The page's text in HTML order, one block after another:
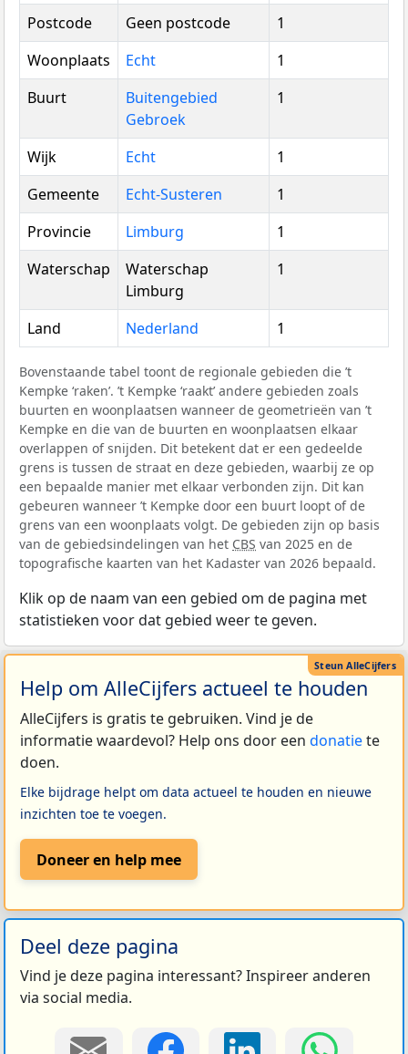
Postcode Geen postcode
1
Woonplaats
Echt
1
Buurt
Buitengebied
Gebroek
1
Wijk Echt
1
Gemeente
Echt-Susteren
1
Provincie
Limburg
1
Waterschap
Waterschap
Limburg
1
Land Nederland 1
Bovenstaande tabel toont de regionale gebieden die ’t
Kempke ‘raken’. ’t Kempke ‘raakt’ andere gebieden zoals
buurten en woonplaatsen wanneer de geometrieën van ’t
Kempke en die van de buurten en woonplaatsen elkaar
overlappen of snijden. Dit betekent dat er een gedeelde
grens is tussen de straat en deze gebieden, waarbij ze op
een bepaalde manier met elkaar verbonden zijn. Dit kan
gebeuren wanneer ’t Kempke door een buurt loopt of de
grens van een woonplaats volgt. De gebieden zijn op basis
van de gebiedsindelingen van het CBS van 2025 en de
topografische kaarten van het Kadaster van 2026 bepaald.
Klik op de naam van een gebied om de pagina met
statistieken voor dat gebied weer te geven.
Help om AlleCijfers actueel te houden
AlleCijfers is gratis te gebruiken. Vind je de
informatie waardevol? Help ons door een donatiete
doen.
Elke bijdrage helpt om data actueel te houden en nieuwe
inzichten toe te voegen.
Doneer en help mee
Deel deze pagina
Vind je deze pagina interessant? Inspireer anderen
via social media.